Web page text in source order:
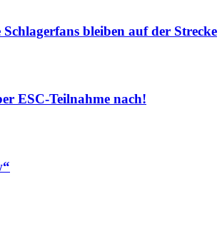
bleiben auf der Strecke
ESC-Teilnahme nach!